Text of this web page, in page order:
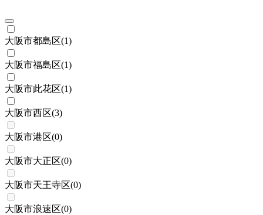
大阪市都島区(1)
大阪市福島区(1)
大阪市此花区(1)
大阪市西区(3)
大阪市港区(0)
大阪市大正区(0)
大阪市天王寺区(0)
大阪市浪速区(0)